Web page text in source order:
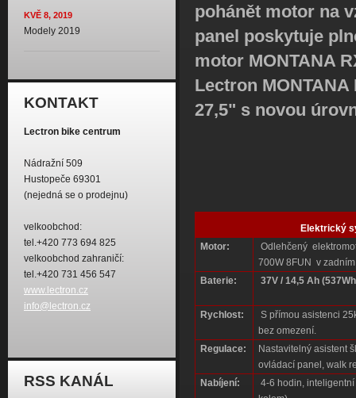
KVĚ 8, 2019
Modely 2019
KONTAKT
Lectron bike centrum
Nádražní 509
Hustopeče 69301
(nejedná se o prodejnu)
velkoobchod:
tel.+420 773 694 825
velkoobchod zahraničí:
tel.+420 731 456 547
www.lectron.cz
info@lectron.cz
RSS KANÁL
pohánět motor na
panel poskytuje
motor MONTANA
Lectron
27,5" s novou
Elektrický
Motor:
Odlehčený
700W 8FUN v
Baterie:
37V / 14,5 Ah
Rychlost:
S přímou asistenci
bez omezení.
Regulace:
Nastavitelný asistent
ovládací panel, walk
Nabíjení:
4-6 hodin,